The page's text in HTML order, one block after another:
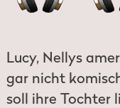
Lucy, Nellys
gar nicht
soll ihre Tochter